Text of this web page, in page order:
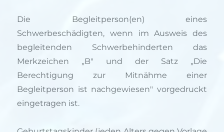
Die Begleitperson(en) eines
Schwerbeschädigten, wenn im Ausweis des
begleitenden Schwerbehinderten das
Merkzeichen „B" und der Satz „Die
Berechtigung zur Mitnähme einer
Begleitperson ist nachgewiesen" vorgedruckt
eingetragen ist.